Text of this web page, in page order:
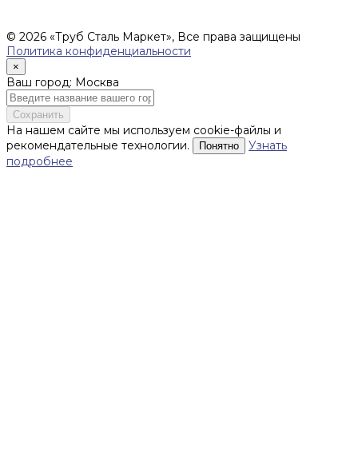
© 2026 «Труб Сталь Маркет», Все права защищены
Политика конфиденциальности
×
Ваш город: Москва
Сохранить
На нашем сайте мы используем cookie-файлы и
рекомендательные технологии.
Понятно
Узнать
подробнее